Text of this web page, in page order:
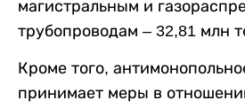
магистральным и
трубопроводам – 32,81 млн
Кроме того,
принимает меры в